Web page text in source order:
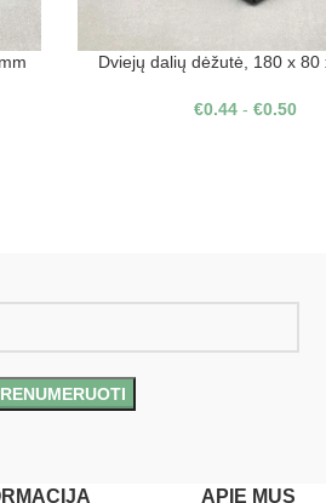
Dviejų dalių dėžutė, 180 x 80
€0.44- €0.50
APIE MUS